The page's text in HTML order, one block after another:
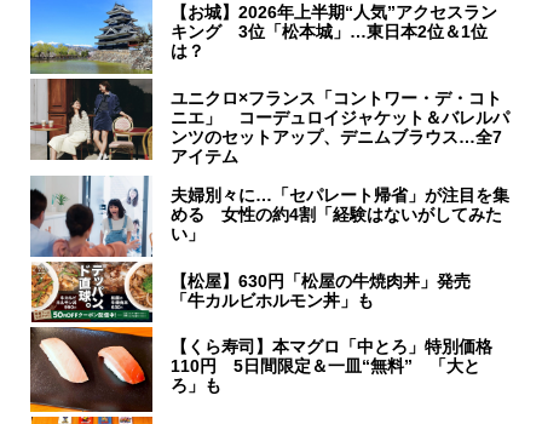
【お城】2026年上半期“人気”アクセスラン
キング 3位「松本城」…東日本2位＆1位
は？
ユニクロ×フランス「コントワー・デ・コト
ニエ」 コーデュロイジャケット＆バレルパ
ンツのセットアップ、デニムブラウス…全7
アイテム
夫婦別々に…「セパレート帰省」が注目を集
める 女性の約4割「経験はないがしてみた
い」
【松屋】630円「松屋の牛焼肉丼」発売
「牛カルビホルモン丼」も
【くら寿司】本マグロ「中とろ」特別価格
110円 5日間限定＆一皿“無料” 「大と
ろ」も